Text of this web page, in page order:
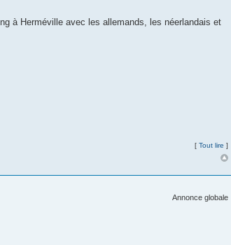
à Herméville avec les allemands, les néerlandais et
[ Tout lire ]
Annonce globale